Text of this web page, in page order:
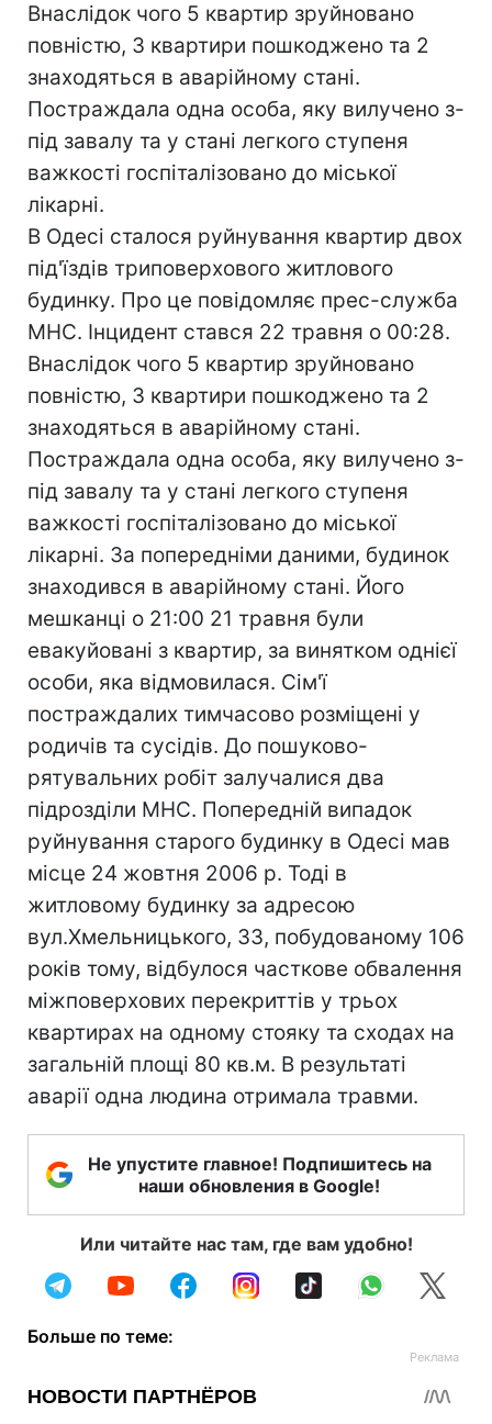
Внаслідок чого 5 квартир зруйновано
повністю, 3 квартири пошкоджено та 2
знаходяться в аварійному стані.
Постраждала одна особа, яку вилучено з-
під завалу та у стані легкого ступеня
важкості госпіталізовано до міської
лікарні.
В Одесі сталося руйнування квартир двох
під'їздів триповерхового житлового
будинку. Про це повідомляє прес-служба
МНС. Інцидент стався 22 травня о 00:28.
Внаслідок чого 5 квартир зруйновано
повністю, 3 квартири пошкоджено та 2
знаходяться в аварійному стані.
Постраждала одна особа, яку вилучено з-
під завалу та у стані легкого ступеня
важкості госпіталізовано до міської
лікарні. За попередніми даними, будинок
знаходився в аварійному стані. Його
мешканці о 21:00 21 травня були
евакуйовані з квартир, за винятком однієї
особи, яка відмовилася. Сім'ї
постраждалих тимчасово розміщені у
родичів та сусідів. До пошуково-
рятувальних робіт залучалися два
підрозділи МНС. Попередній випадок
руйнування старого будинку в Одесі мав
місце 24 жовтня 2006 р. Тоді в
житловому будинку за адресою
вул.Хмельницького, 33, побудованому 106
років тому, відбулося часткове обвалення
міжповерхових перекриттів у трьох
квартирах на одному стояку та сходах на
загальній площі 80 кв.м. В результаті
аварії одна людина отримала травми.
Не упустите главное! Подпишитесь на
наши обновления в Google!
Или читайте нас там, где вам удобно!
Больше по теме: